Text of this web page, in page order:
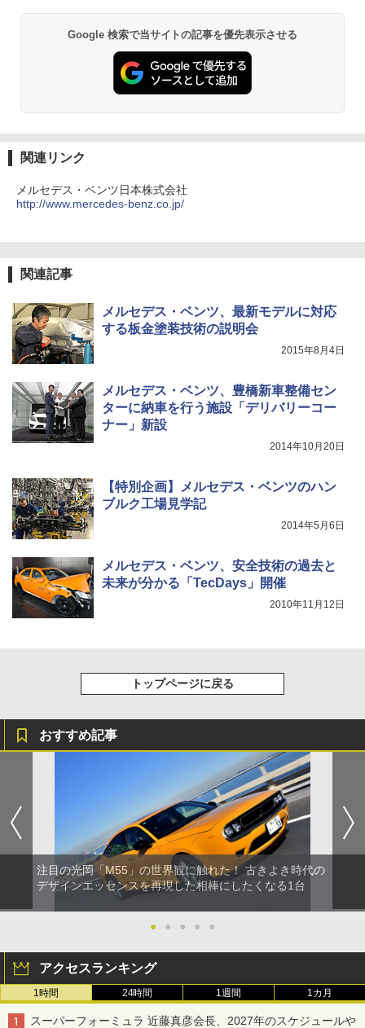
Google 検索で当サイトの記事を優先表示させる
関連リンク
メルセデス・ベンツ日本株式会社
http://www.mercedes-benz.co.jp/
関連記事
メルセデス・ベンツ、最新モデルに対応
する板金塗装技術の説明会
2015年8月4日
メルセデス・ベンツ、豊橋新車整備セン
ターに納車を行う施設「デリバリーコー
ナー」新設
2014年10月20日
【特別企画】メルセデス・ベンツのハン
ブルク工場見学記
2014年5月6日
メルセデス・ベンツ、安全技術の過去と
未来が分かる「TecDays」開催
2010年11月12日
トップページに戻る
おすすめ記事
注目の光岡「M55」の世界観に触れた！ 古きよき時代の
デザインエッセンスを再現した相棒にしたくなる1台
● ● ● ● ●
アクセスランキング
1時間 24時間 1週間 1カ月
スーパーフォーミュラ 近藤真彦会長、2027年のスケジュールや